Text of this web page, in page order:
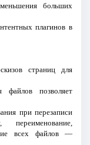
больших
плагинов в
страниц для
файлов позволяет
при перезаписи
всех файлов —